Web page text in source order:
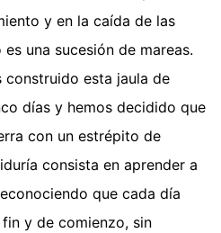
y en la caída de las
una sucesión de mareas.
construido esta jaula de
días y hemos decidido que
con un estrépito de
consista en aprender a
que cada día
y de comienzo, sin